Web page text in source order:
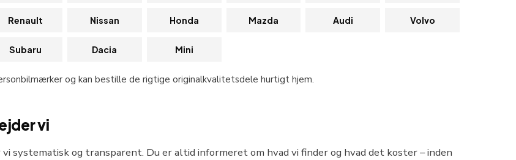
Renault Nissan Honda Mazda Audi Volvo
Subaru Dacia Mini
og kan bestille de rigtige originalkvalitetsdele hurtigt hjem.
vi
systematisk og transparent. Du er altid informeret om hvad vi finder og hvad det koster – inden